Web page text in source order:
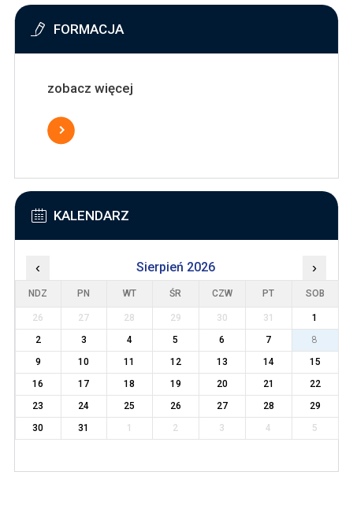
FORMACJA
zobacz więcej
KALENDARZ
‹ Sierpień 2026 ›
NDZ PN WT ŚR CZW PT SOB
26 27 28 29 30 31
1
2
3 4 5 6 7
8
9
10 11 12 13 14
15
16
17 18 19 20 21
22
23
24 25 26 27 28
29
30
31 1 2 3 4 5